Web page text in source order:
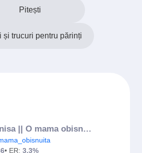
Pitești
și trucuri pentru părinți
• Denisa || O mama obisnuita •
• ER: 3.3%